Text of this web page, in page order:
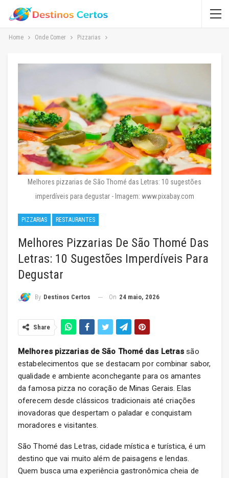
Home Onde Comer Pizzarias
Melhores pizzarias de São Thomé das Letras: 10 sugestões
imperdíveis para degustar - Imagem: www.pixabay.com
PIZZARIAS RESTAURANTES
Melhores Pizzarias De São Thomé Das
Letras: 10 Sugestões Imperdíveis Para
Degustar
By Destinos Certos On 24 maio, 2026
Share
Melhores pizzarias de São Thomé das Letras são
estabelecimentos que se destacam por combinar sabor,
qualidade e ambiente aconchegante para os amantes
da famosa pizza no coração de Minas Gerais. Elas
oferecem desde clássicos tradicionais até criações
inovadoras que despertam o paladar e conquistam
moradores e visitantes.
São Thomé das Letras, cidade mística e turística, é um
destino que vai muito além de paisagens e lendas.
Quem busca uma experiência gastronômica cheia de